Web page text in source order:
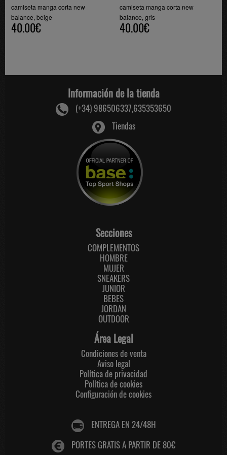
camiseta manga corta new
balance, beige
40.00€
camiseta manga corta new
balance, gris
40.00€
Información de la tienda
(+34) 986506337,635353650
Tiendas
Secciones
COMPLEMENTOS
HOMBRE
MUJER
SNEAKERS
JUNIOR
BEBES
JORDAN
OUTDOOR
Área Legal
Condiciones de venta
Aviso legal
Política de privacidad
Política de cookies
Configuración de cookies
ENTREGA EN 24/48H
PORTES GRATIS A PARTIR DE 80€